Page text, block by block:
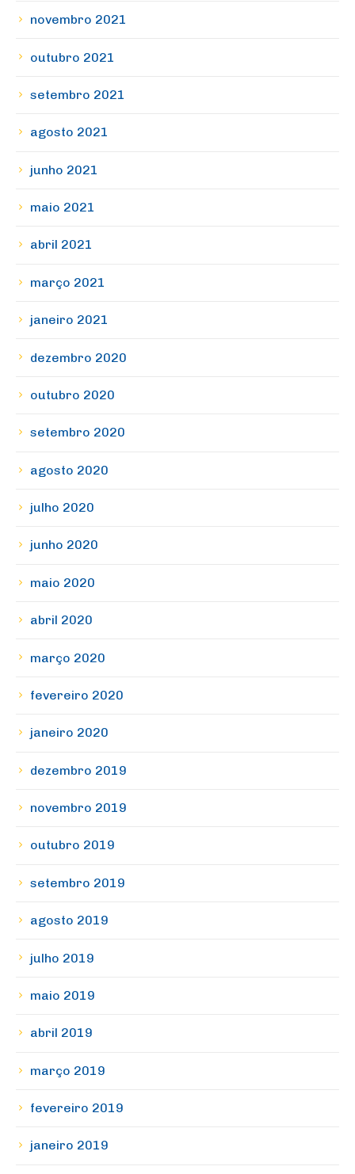
novembro 2021
outubro 2021
setembro 2021
agosto 2021
junho 2021
maio 2021
abril 2021
março 2021
janeiro 2021
dezembro 2020
outubro 2020
setembro 2020
agosto 2020
julho 2020
junho 2020
maio 2020
abril 2020
março 2020
fevereiro 2020
janeiro 2020
dezembro 2019
novembro 2019
outubro 2019
setembro 2019
agosto 2019
julho 2019
maio 2019
abril 2019
março 2019
fevereiro 2019
janeiro 2019